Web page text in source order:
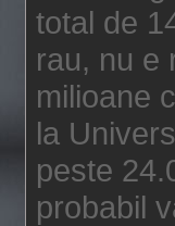
total de
rau, nu e
milioane
la
peste
probabil